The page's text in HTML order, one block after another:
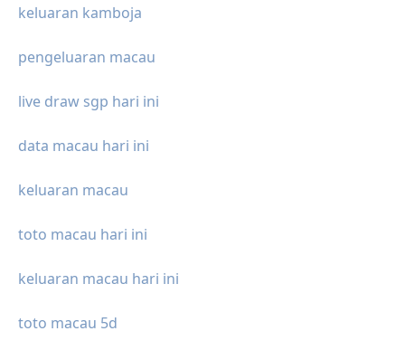
keluaran kamboja
pengeluaran macau
live draw sgp hari ini
data macau hari ini
keluaran macau
toto macau hari ini
keluaran macau hari ini
toto macau 5d